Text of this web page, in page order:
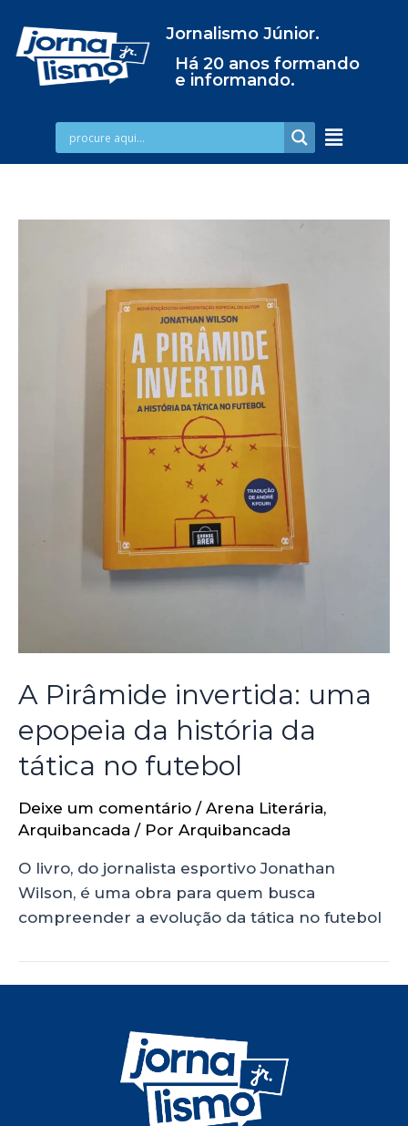
Jornalismo Júnior.
Há 20 anos formando
e informando.
A Pirâmide invertida: uma
epopeia da história da
tática no futebol
Deixe um comentário / Arena Literária,
Arquibancada / Por Arquibancada
O livro, do jornalista esportivo Jonathan
Wilson, é uma obra para quem busca
compreender a evolução da tática no futebol